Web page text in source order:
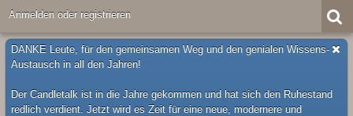
Anmelden oder registrieren
DANKE Leute, für den gemeinsamen Weg und den genialen Wissens-
Austausch in all den Jahren!
Der Candletalk ist in die Jahre gekommen und hat sich den Ruhestand
redlich verdient. Jetzt wird es Zeit für eine neue, modernere und